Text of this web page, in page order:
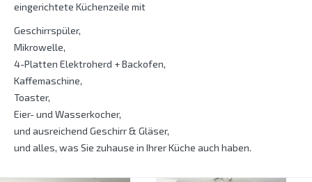
eingerichtete Küchenzeile mit
Geschirrspüler,
Mikrowelle,
4-Platten Elektroherd + Backofen,
Kaffemaschine,
Toaster,
Eier- und Wasserkocher,
und ausreichend Geschirr & Gläser,
und alles, was Sie zuhause in Ihrer Küche auch haben.